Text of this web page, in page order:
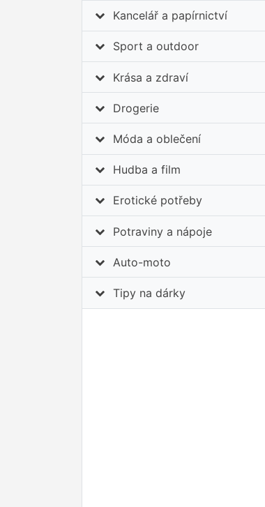
Kancelář a papírnictví
Sport a outdoor
Krása a zdraví
Drogerie
Móda a oblečení
Hudba a film
Erotické potřeby
Potraviny a nápoje
Auto-moto
Tipy na dárky